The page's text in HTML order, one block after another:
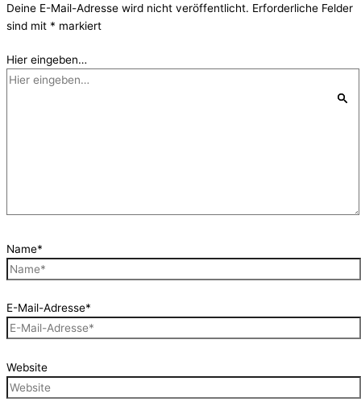
Deine E-Mail-Adresse wird nicht veröffentlicht. Erforderliche Felder
sind mit * markiert
Hier eingeben…
Name*
E-Mail-Adresse*
Website